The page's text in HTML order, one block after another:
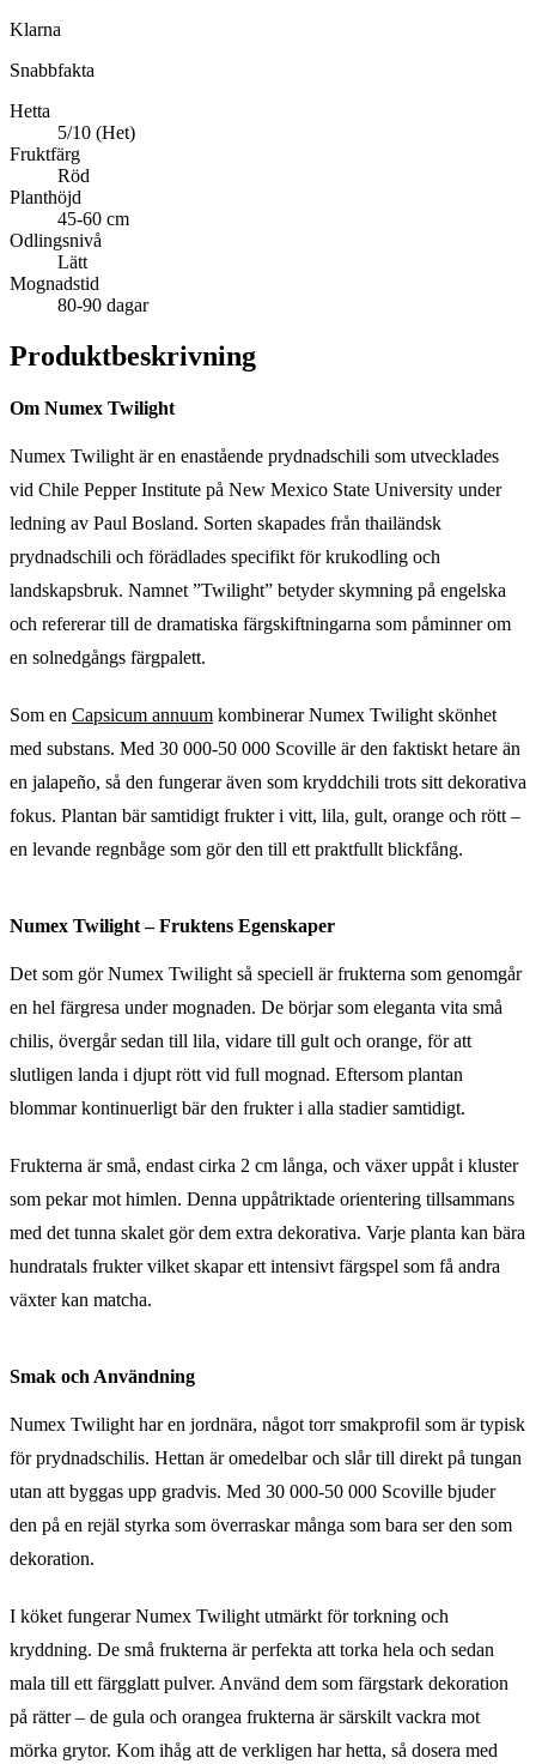
Klarna
Snabbfakta
Hetta
5/10 (Het)
Fruktfärg
Röd
Planthöjd
45-60 cm
Odlingsnivå
Lätt
Mognadstid
80-90 dagar
Produktbeskrivning
Om Numex Twilight
Numex Twilight är en enastående prydnadschili som utvecklades
vid Chile Pepper Institute på New Mexico State University under
ledning av Paul Bosland. Sorten skapades från thailändsk
prydnadschili och förädlades specifikt för krukodling och
landskapsbruk. Namnet ”Twilight” betyder skymning på engelska
och refererar till de dramatiska färgskiftningarna som påminner om
en solnedgångs färgpalett.
Som en Capsicum annuum kombinerar Numex Twilight skönhet
med substans. Med 30 000-50 000 Scoville är den faktiskt hetare än
en jalapeño, så den fungerar även som kryddchili trots sitt dekorativa
fokus. Plantan bär samtidigt frukter i vitt, lila, gult, orange och rött –
en levande regnbåge som gör den till ett praktfullt blickfång.
Numex Twilight – Fruktens Egenskaper
Det som gör Numex Twilight så speciell är frukterna som genomgår
en hel färgresa under mognaden. De börjar som eleganta vita små
chilis, övergår sedan till lila, vidare till gult och orange, för att
slutligen landa i djupt rött vid full mognad. Eftersom plantan
blommar kontinuerligt bär den frukter i alla stadier samtidigt.
Frukterna är små, endast cirka 2 cm långa, och växer uppåt i kluster
som pekar mot himlen. Denna uppåtriktade orientering tillsammans
med det tunna skalet gör dem extra dekorativa. Varje planta kan bära
hundratals frukter vilket skapar ett intensivt färgspel som få andra
växter kan matcha.
Smak och Användning
Numex Twilight har en jordnära, något torr smakprofil som är typisk
för prydnadschilis. Hettan är omedelbar och slår till direkt på tungan
utan att byggas upp gradvis. Med 30 000-50 000 Scoville bjuder
den på en rejäl styrka som överraskar många som bara ser den som
dekoration.
I köket fungerar Numex Twilight utmärkt för torkning och
kryddning. De små frukterna är perfekta att torka hela och sedan
mala till ett färgglatt pulver. Använd dem som färgstark dekoration
på rätter – de gula och orangea frukterna är särskilt vackra mot
mörka grytor. Kom ihåg att de verkligen har hetta, så dosera med